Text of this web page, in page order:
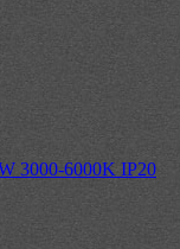
3000-6000K IP20